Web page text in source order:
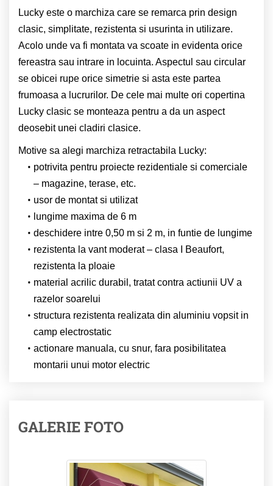
Lucky este o marchiza care se remarca prin design
clasic, simplitate, rezistenta si usurinta in utilizare.
Acolo unde va fi montata va scoate in evidenta orice
fereastra sau intrare in locuinta. Aspectul sau circular
se obicei rupe orice simetrie si asta este partea
frumoasa a lucrurilor. De cele mai multe ori copertina
Lucky clasic se monteaza pentru a da un aspect
deosebit unei cladiri clasice.
Motive sa alegi marchiza retractabila Lucky:
potrivita pentru proiecte rezidentiale si comerciale
– magazine, terase, etc.
usor de montat si utilizat
lungime maxima de 6 m
deschidere intre 0,50 m si 2 m, in funtie de lungime
rezistenta la vant moderat – clasa I Beaufort,
rezistenta la ploaie
material acrilic durabil, tratat contra actiunii UV a
razelor soarelui
structura rezistenta realizata din aluminiu vopsit in
camp electrostatic
actionare manuala, cu snur, fara posibilitatea
montarii unui motor electric
GALERIE FOTO